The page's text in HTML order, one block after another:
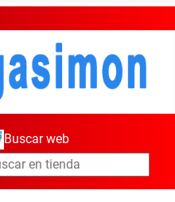
Buscar web